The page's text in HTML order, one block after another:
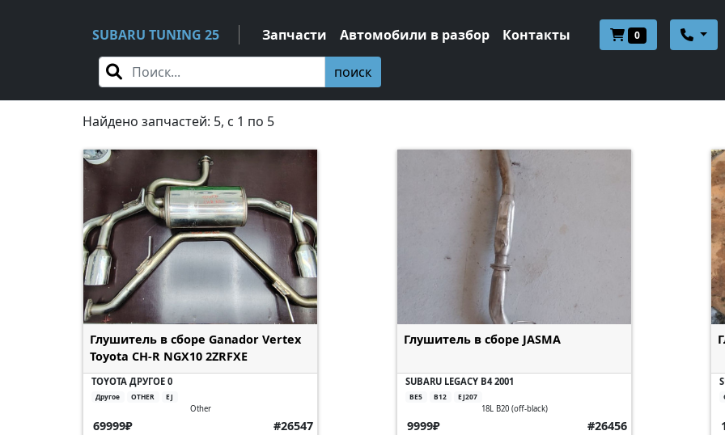
SUBARU TUNING 25 Запчасти Автомобили в разбор Контакты 0
поиск
Найдено запчастей: 5, c 1 по 5
Глушитель в сборе Ganador Vertex
Toyota CH-R NGX10 2ZRFXE
TOYOTA ДРУГОЕ 0
Другое OTHER EJ
Other
69999₽ #26547
Глушитель в сборе JASMA
SUBARU LEGACY B4 2001
BE5 B12 EJ207
18L B20 (off-black)
9999₽ #26456